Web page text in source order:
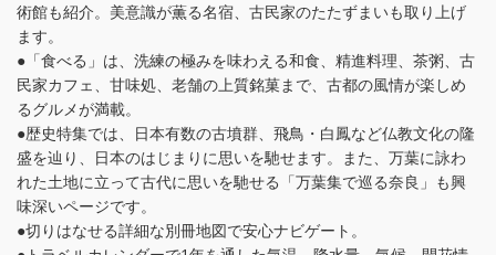
術館も紹介。美意識が薫る名宿、古民家のたたずまいも取り上げ
ます。
●「食べる」は、洗練の極みを味わえる和食、精進料理、茶粥、古
民家カフェ、甘味処、老舗の上質銘菓まで、古都の風情が楽しめ
るグルメが満載。
●歴史特集では、日本有数の古墳群、飛鳥・白鳳など仏教文化の隆
盛を辿り、日本のはじまりに思いを馳せます。また、万葉に詠わ
れた土地に立って古代に思いを馳せる「万葉集で巡る奈良」も興
味深いページです。
●切りはなせる詳細な別冊地図で安心ナビゲート。